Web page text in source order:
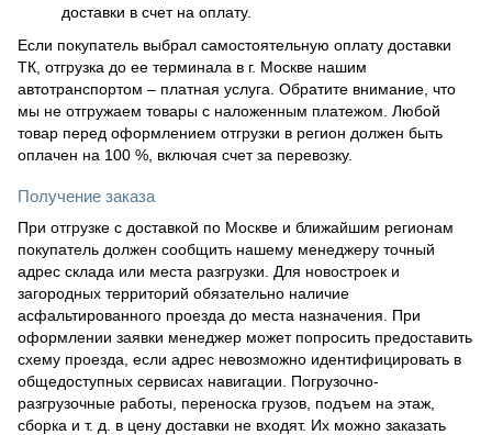
доставки в счет на оплату.
Если покупатель выбрал самостоятельную оплату доставки
ТК, отгрузка до ее терминала в г. Москве нашим
автотранспортом – платная услуга. Обратите внимание, что
мы не отгружаем товары с наложенным платежом. Любой
товар перед оформлением отгрузки в регион должен быть
оплачен на 100 %, включая счет за перевозку.
Получение заказа
При отгрузке с доставкой по Москве и ближайшим регионам
покупатель должен сообщить нашему менеджеру точный
адрес склада или места разгрузки. Для новостроек и
загородных территорий обязательно наличие
асфальтированного проезда до места назначения. При
оформлении заявки менеджер может попросить предоставить
схему проезда, если адрес невозможно идентифицировать в
общедоступных сервисах навигации. Погрузочно-
разгрузочные работы, переноска грузов, подъем на этаж,
сборка и т. д. в цену доставки не входят. Их можно заказать